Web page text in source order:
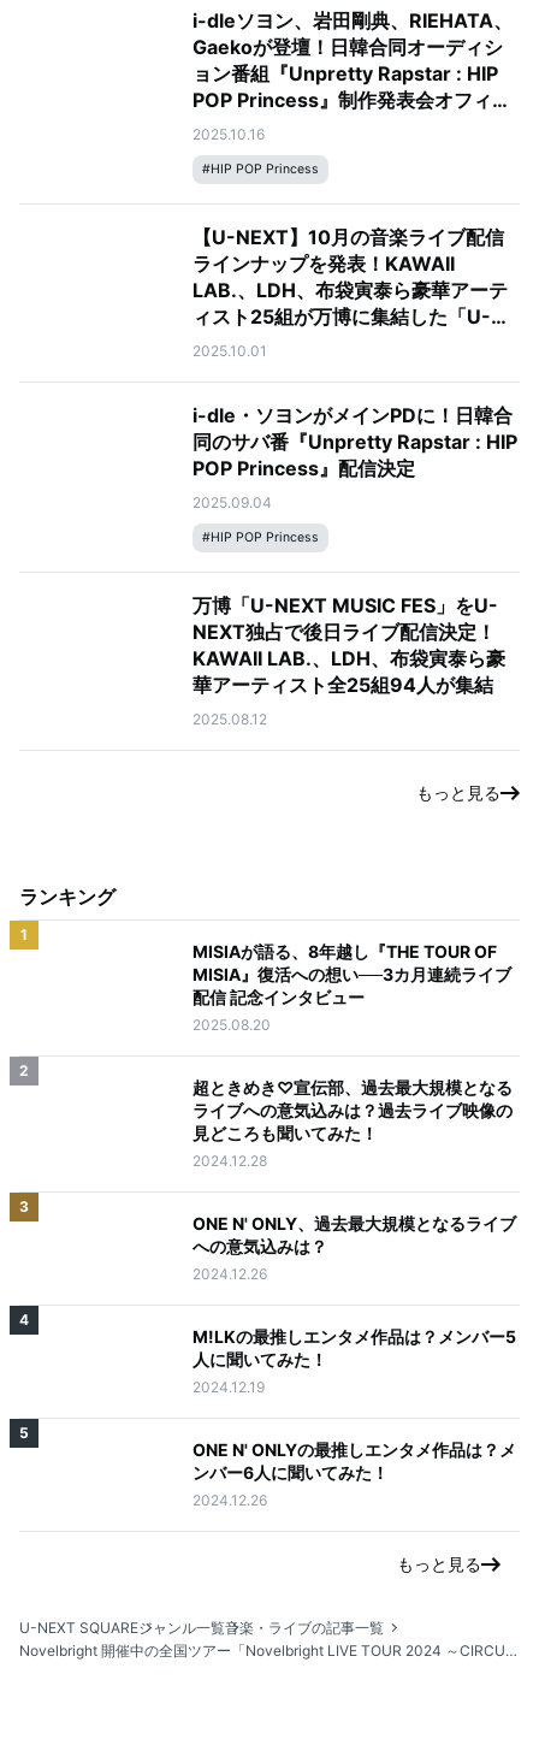
i-dleソヨン、岩田剛典、RIEHATA、
Gaekoが登壇！日韓合同オーディシ
ョン番組『Unpretty Rapstar : HIP
POP Princess』制作発表会オフィシ
ャルレポート
2025.10.16
#HIP POP Princess
【U-NEXT】10月の音楽ライブ配信
ラインナップを発表！KAWAII
LAB.、LDH、布袋寅泰ら豪華アーテ
ィスト25組が万博に集結した「U-
NEXT MUSIC FES」など全18公演を
2025.10.01
i-dle・ソヨンがメインPDに！日韓合
同のサバ番『Unpretty Rapstar : HIP
POP Princess』配信決定
2025.09.04
#HIP POP Princess
万博「U-NEXT MUSIC FES」をU-
NEXT独占で後日ライブ配信決定！
KAWAII LAB.、LDH、布袋寅泰ら豪
華アーティスト全25組94人が集結
2025.08.12
もっと見る
ランキング
1
MISIAが語る、8年越し『THE TOUR OF
MISIA』復活への想い──3カ月連続ライブ
配信 記念インタビュー
2025.08.20
2
超ときめき♡宣伝部、過去最大規模となる
ライブへの意気込みは？過去ライブ映像の
見どころも聞いてみた！
2024.12.28
3
ONE N' ONLY、過去最大規模となるライブ
への意気込みは？
2024.12.26
4
M!LKの最推しエンタメ作品は？メンバー5
人に聞いてみた！
2024.12.19
5
ONE N' ONLYの最推しエンタメ作品は？メ
ンバー6人に聞いてみた！
2024.12.26
もっと見る
U-NEXT SQUAREジャンル一覧音楽・ライブの記事一覧
Novelbright 開催中の全国ツアー「Novelbright LIVE TOUR 2024 ～CIRCUS〜」がU-NEXTにて独占ライブ配信決定